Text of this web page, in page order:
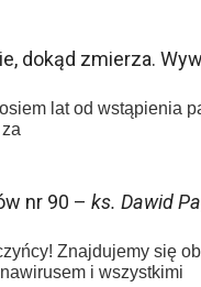
dokąd zmierza.
lat od wstąpienia
nr 90 – ks. Dawid
Znajdujemy się
i wszystkimi